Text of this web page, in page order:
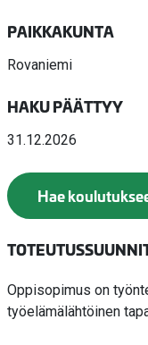
PAIKKAKUNTA
Rovaniemi
HAKU PÄÄTTYY
31.12.2026
Hae
Oppisopimus on
työelämälähtöinen